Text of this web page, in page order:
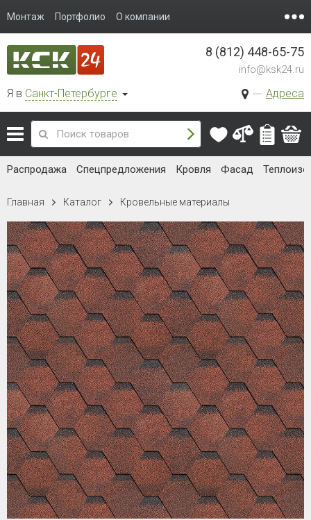
Монтаж Портфолио О компании
Я в Санкт-Петербурге Адреса
8 (812) 448-65-75
info@ksk24.ru
Распродажа Спецпредложения Кровля Фасад
Главная Каталог Кровельные материалы